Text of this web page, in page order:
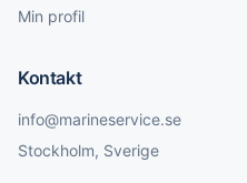
Min profil
Kontakt
info@marineservice.se
Stockholm, Sverige